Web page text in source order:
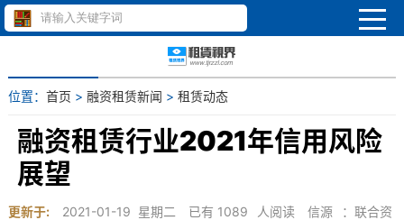
位置： 首页 > 融资租赁新闻 > 租赁动态
融资租赁行业2021年信用风险
展望
更新于: 2021-01-19 星期二 已有 1089 人阅读 信源
：联合资